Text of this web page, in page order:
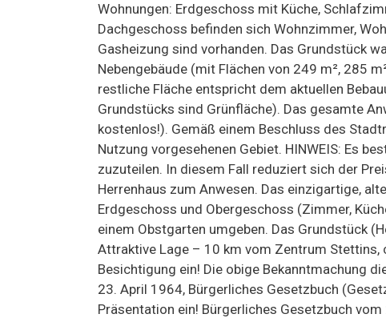
Wohnungen: Erdgeschoss mit Küche,
Dachgeschoss befinden sich Wohnzimmer,
Gasheizung sind vorhanden. Das Grundstück
Nebengebäude (mit Flächen von 249 m², 285
restliche Fläche entspricht dem aktuellen
Grundstücks sind Grünfläche). Das gesamte
kostenlos!). Gemäß einem Beschluss des
Nutzung vorgesehenen Gebiet. HINWEIS: Es
zuzuteilen. In diesem Fall reduziert sich der
Herrenhaus zum Anwesen. Das einzigartige,
Erdgeschoss und Obergeschoss (Zimmer,
einem Obstgarten umgeben. Das Grundstück
Attraktive Lage – 10 km vom Zentrum Stettins,
Besichtigung ein! Die obige Bekanntmachung
23. April 1964, Bürgerliches Gesetzbuch
Präsentation ein! Bürgerliches Gesetzbuch